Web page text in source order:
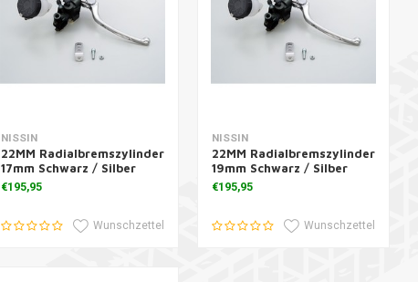
Zusatzinformation
NISSIN
22MM Radialbremszylinder
17mm Schwarz / Silber
€195,95
Wunschzettel
Zusatzinformation
NISSIN
22MM Radialbremszylinder
19mm Schwarz / Silber
€195,95
Wunschzettel